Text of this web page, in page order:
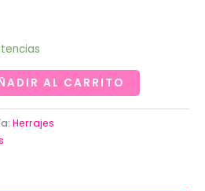
AL CARRITO
Herrajes